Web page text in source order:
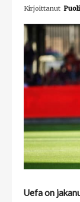
Kirjoittanut
Uefa on